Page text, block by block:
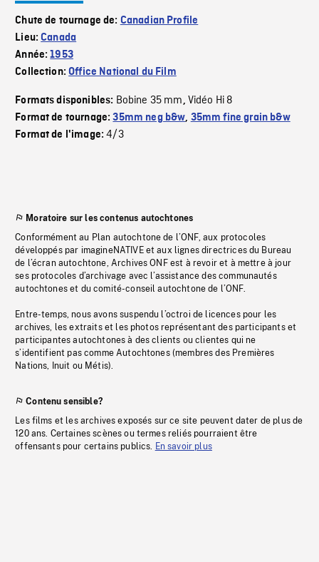
Chute de tournage de: Canadian Profile
Lieu:Canada
Année:1953
Collection:Office National du Film
Formats disponibles: Bobine 35 mm, Vidéo Hi 8
Format de tournage:35mm neg b&w, 35mm fine grain b&w
Format de l'image:4/3
Moratoire sur les contenus autochtones
Conformément au Plan autochtone de l’ONF, aux protocoles
développés par imagineNATIVE et aux lignes directrices du Bureau
de l’écran autochtone, Archives ONF est à revoir et à mettre à jour
ses protocoles d’archivage avec l’assistance des communautés
autochtones et du comité-conseil autochtone de l’ONF.
Entre-temps, nous avons suspendu l’octroi de licences pour les
archives, les extraits et les photos représentant des participants et
participantes autochtones à des clients ou clientes qui ne
s’identifient pas comme Autochtones (membres des Premières
Nations, Inuit ou Métis).
Contenu sensible?
Les films et les archives exposés sur ce site peuvent dater de plus de
120 ans. Certaines scènes ou termes reliés pourraient être
offensants pour certains publics. En savoir plus